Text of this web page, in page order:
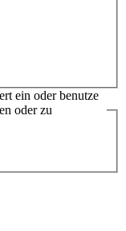
ein oder benutze
oder zu